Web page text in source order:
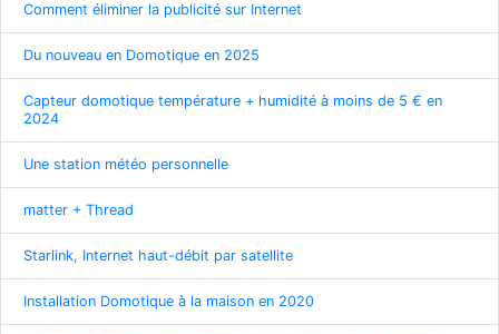
Comment éliminer la publicité sur Internet
Du nouveau en Domotique en 2025
Capteur domotique température + humidité à moins de 5 € en
2024
Une station météo personnelle
matter + Thread
Starlink, Internet haut-débit par satellite
Installation Domotique à la maison en 2020